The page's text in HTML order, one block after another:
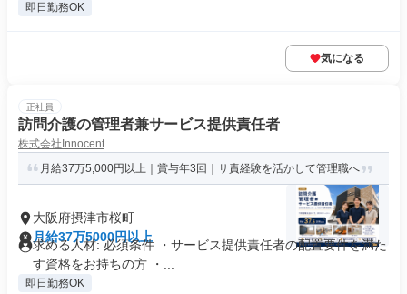
即日勤務OK
気になる
正社員
訪問介護の管理者兼サービス提供責任者
株式会社Innocent
月給37万5,000円以上｜賞与年3回｜サ責経験を活かして管理職へ
大阪府摂津市桜町
月給37万5000円以上
求める人材: 必須条件 ・サービス提供責任者の配置要件を満た
す資格をお持ちの方 ・...
即日勤務OK